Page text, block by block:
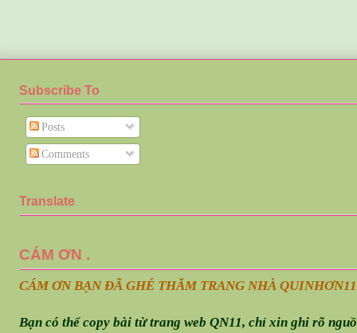
Subscribe To
Posts
Comments
Translate
CÁM ƠN .
CÁM ƠN BẠN ĐÃ GHÉ THĂM TRANG NHÀ QUINHƠN
Bạn có thể copy bài từ trang web QN11, chỉ xin ghi rõ